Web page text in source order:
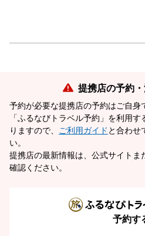
提携店の予約
予約が必要な提携店の予約はご自身
「ふるなびトラベル予約」を利用
りますので、
ご利用ガイド と合わせ
い。
提携店の最新情報は、公式サイトま
確認ください。
予約す